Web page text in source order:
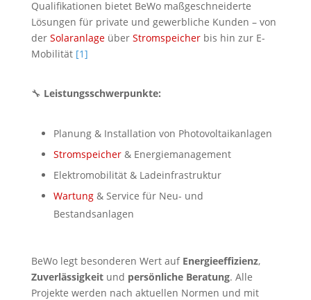
Qualifikationen bietet BeWo maßgeschneiderte
Lösungen für private und gewerbliche Kunden – von
der Solaranlageüber Stromspeicherbis hin zur E-
Mobilität [1]
🔧 Leistungsschwerpunkte:
Planung & Installation von Photovoltaikanlagen
Stromspeicher& Energiemanagement
Elektromobilität & Ladeinfrastruktur
Wartung& Service für Neu- und
Bestandsanlagen
BeWo legt besonderen Wert auf Energieeffizienz,
Zuverlässigkeitund persönliche Beratung. Alle
Projekte werden nach aktuellen Normen und mit